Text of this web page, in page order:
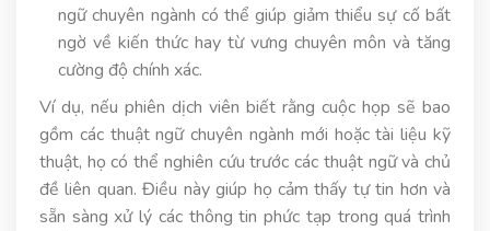
ngữ chuyên ngành có thể giúp giảm thiểu sự cố bất
ngờ về kiến thức hay từ vưng chuyên môn và tăng
cường độ chính xác.
Ví dụ, nếu phiên dịch viên biết rằng cuộc họp sẽ bao
gồm các thuật ngữ chuyên ngành mới hoặc tài liệu kỹ
thuật, họ có thể nghiên cứu trước các thuật ngữ và chủ
đề liên quan. Điều này giúp họ cảm thấy tự tin hơn và
sẵn sàng xử lý các thông tin phức tạp trong quá trình